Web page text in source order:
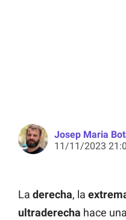
Josep Maria
11/11/2023
La derecha, la
ultraderecha hace